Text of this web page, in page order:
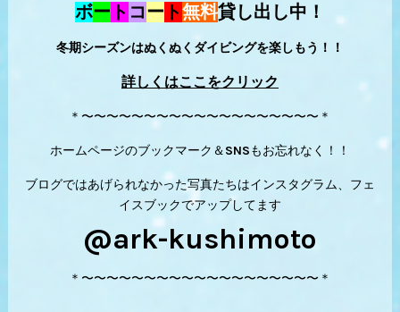
ボー ト コー ト無料貸し出し中！
冬期シーズンはぬくぬくダイビングを楽しもう！！
詳しくはここをクリック
＊〜〜〜〜〜〜〜〜〜〜〜〜〜〜〜〜〜〜〜＊
ホームページのブックマーク＆SNSもお忘れなく！！
ブログではあげられなかった写真たちはインスタグラム、フェ
イスブックでアップしてます
@ark-kushimoto
＊〜〜〜〜〜〜〜〜〜〜〜〜〜〜〜〜〜〜〜＊